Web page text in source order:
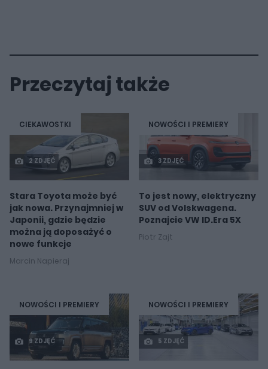
Przeczytaj także
CIEKAWOSTKI
2 ZDJĘĆ
Stara Toyota może być
jak nowa. Przynajmniej w
Japonii, gdzie będzie
można ją doposażyć o
nowe funkcje
Marcin Napieraj
NOWOŚCI I PREMIERY
3 ZDJĘĆ
To jest nowy, elektryczny
SUV od Volskwagena.
Poznajcie VW ID.Era 5X
Piotr Zajt
NOWOŚCI I PREMIERY
9 ZDJĘĆ
NOWOŚCI I PREMIERY
5 ZDJĘĆ